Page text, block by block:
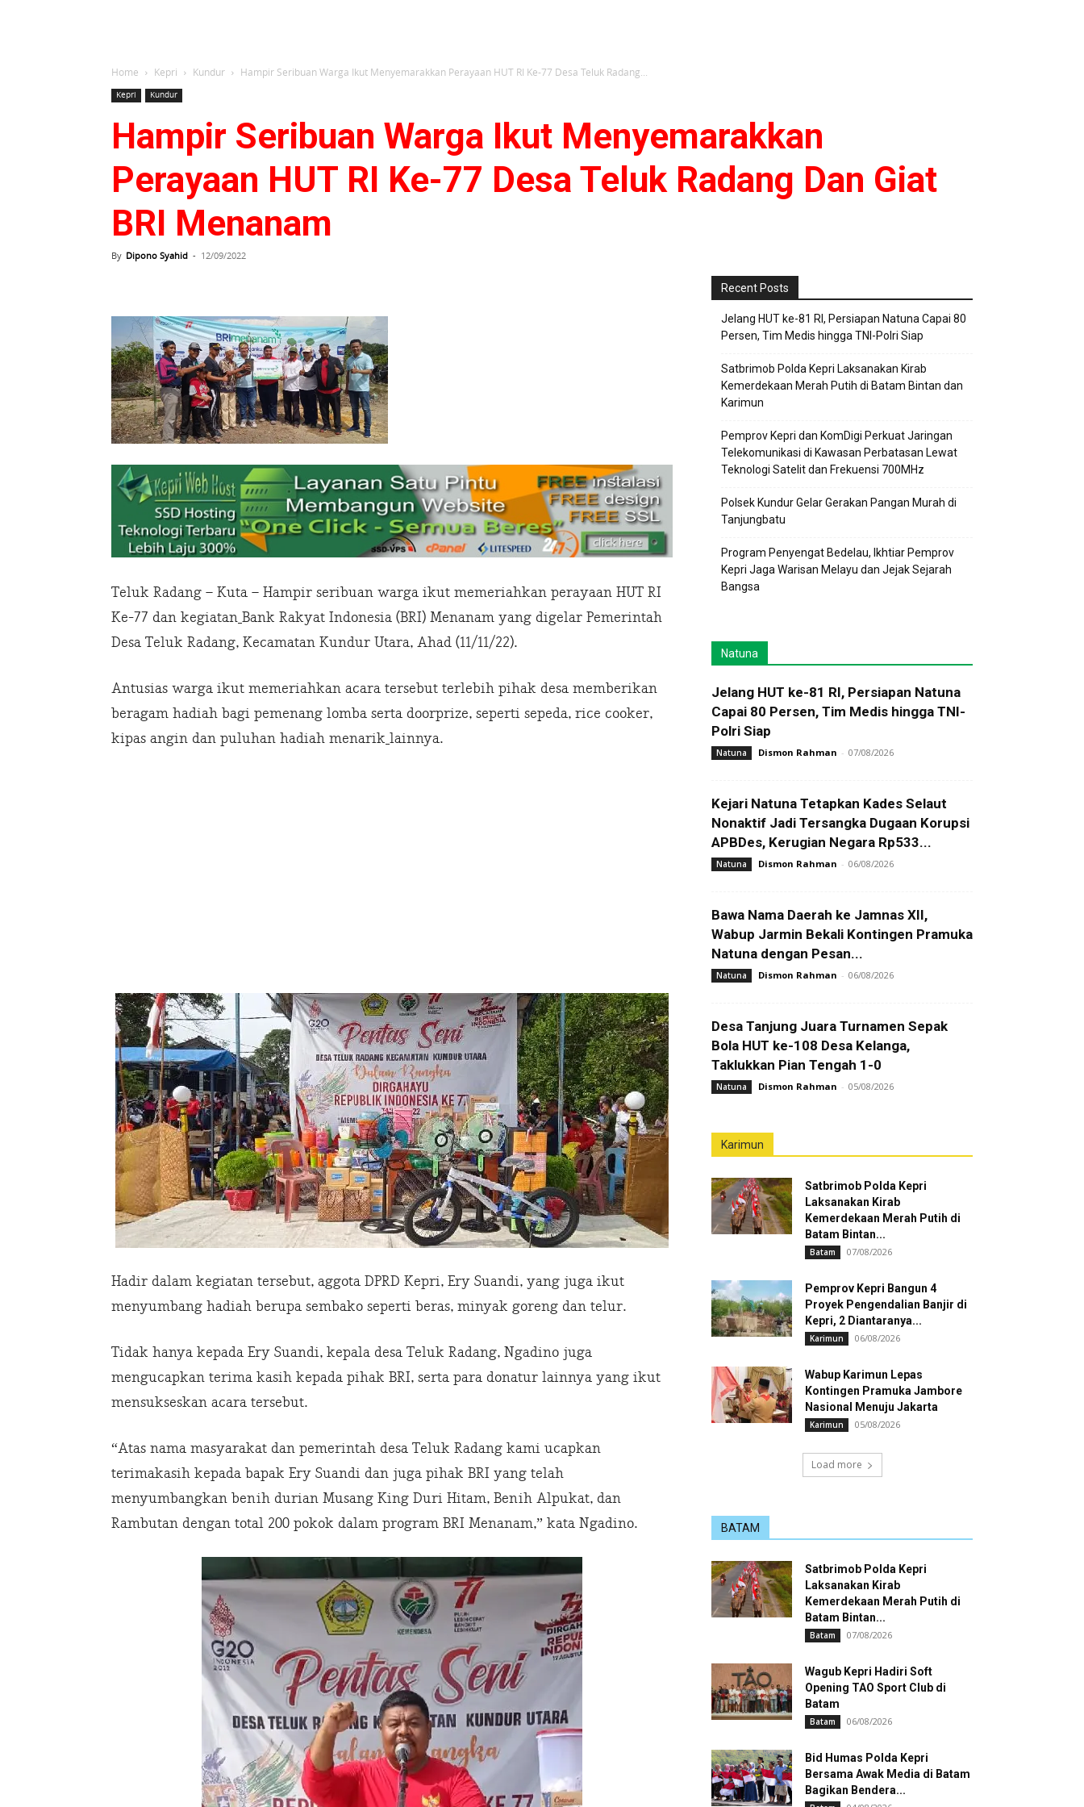
Home Kepri Kundur Hampir Seribuan Warga Ikut Menyemarakkan Perayaan HUT RI Ke-77 Desa Teluk Radang...
Kepri Kundur
Hampir Seribuan Warga Ikut Menyemarakkan
Perayaan HUT RI Ke-77 Desa Teluk Radang Dan Giat
BRI Menanam
By Dipono Syahid - 12/09/2022
Teluk Radang – Kuta – Hampir seribuan warga ikut memeriahkan perayaan HUT RI
Ke-77 dan kegiatan Bank Rakyat Indonesia (BRI) Menanam yang digelar Pemerintah
Desa Teluk Radang, Kecamatan Kundur Utara, Ahad (11/11/22).
Antusias warga ikut memeriahkan acara tersebut terlebih pihak desa memberikan
beragam hadiah bagi pemenang lomba serta doorprize, seperti sepeda, rice cooker,
kipas angin dan puluhan hadiah menarik lainnya.
Hadir dalam kegiatan tersebut, aggota DPRD Kepri, Ery Suandi, yang juga ikut
menyumbang hadiah berupa sembako seperti beras, minyak goreng dan telur.
Tidak hanya kepada Ery Suandi, kepala desa Teluk Radang, Ngadino juga
mengucapkan terima kasih kepada pihak BRI, serta para donatur lainnya yang ikut
mensukseskan acara tersebut.
“Atas nama masyarakat dan pemerintah desa Teluk Radang kami ucapkan
terimakasih kepada bapak Ery Suandi dan juga pihak BRI yang telah
menyumbangkan benih durian Musang King Duri Hitam, Benih Alpukat, dan
Rambutan dengan total 200 pokok dalam program BRI Menanam,” kata Ngadino.
Recent Posts
Jelang HUT ke-81 RI, Persiapan Natuna Capai 80
Persen, Tim Medis hingga TNI-Polri Siap
Satbrimob Polda Kepri Laksanakan Kirab
Kemerdekaan Merah Putih di Batam Bintan dan
Karimun
Pemprov Kepri dan KomDigi Perkuat Jaringan
Telekomunikasi di Kawasan Perbatasan Lewat
Teknologi Satelit dan Frekuensi 700MHz
Polsek Kundur Gelar Gerakan Pangan Murah di
Tanjungbatu
Program Penyengat Bedelau, Ikhtiar Pemprov
Kepri Jaga Warisan Melayu dan Jejak Sejarah
Bangsa
Natuna
Jelang HUT ke-81 RI, Persiapan Natuna
Capai 80 Persen, Tim Medis hingga TNI-
Polri Siap
Natuna Dismon Rahman - 07/08/2026
Kejari Natuna Tetapkan Kades Selaut
Nonaktif Jadi Tersangka Dugaan Korupsi
APBDes, Kerugian Negara Rp533...
Natuna Dismon Rahman - 06/08/2026
Bawa Nama Daerah ke Jamnas XII,
Wabup Jarmin Bekali Kontingen Pramuka
Natuna dengan Pesan...
Natuna Dismon Rahman - 06/08/2026
Desa Tanjung Juara Turnamen Sepak
Bola HUT ke-108 Desa Kelanga,
Taklukkan Pian Tengah 1-0
Natuna Dismon Rahman - 05/08/2026
Karimun
Satbrimob Polda Kepri
Laksanakan Kirab
Kemerdekaan Merah Putih di
Batam Bintan...
Batam 07/08/2026
Pemprov Kepri Bangun 4
Proyek Pengendalian Banjir di
Kepri, 2 Diantaranya...
Karimun 06/08/2026
Wabup Karimun Lepas
Kontingen Pramuka Jambore
Nasional Menuju Jakarta
Karimun 05/08/2026
Load more
BATAM
Satbrimob Polda Kepri
Laksanakan Kirab
Kemerdekaan Merah Putih di
Batam Bintan...
Batam 07/08/2026
Wagub Kepri Hadiri Soft
Opening TAO Sport Club di
Batam
Batam 06/08/2026
Bid Humas Polda Kepri
Bersama Awak Media di Batam
Bagikan Bendera...